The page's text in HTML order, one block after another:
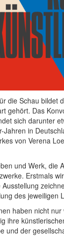
die Schau bildet
gehört. Das
sich darunter
Jahren in
von Verena
und Werk, die
Erstmals
des jeweiligen
haben nicht
ihre
und der